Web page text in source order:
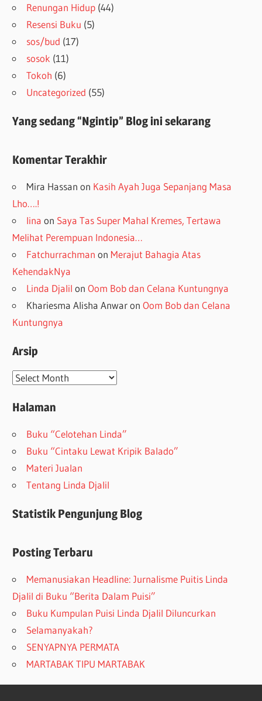
Renungan Hidup (44)
Resensi Buku (5)
sos/bud (17)
sosok (11)
Tokoh (6)
Uncategorized (55)
Yang sedang “Ngintip” Blog ini sekarang
Komentar Terakhir
Mira Hassan on Kasih Ayah Juga Sepanjang Masa
Lho….!
lina on Saya Tas Super Mahal Kremes, Tertawa
Melihat Perempuan Indonesia…
Fatchurrachman on Merajut Bahagia Atas
KehendakNya
Linda Djalil onOom Bob dan Celana Kuntungnya
Khariesma Alisha AnwaronOom Bob dan Celana
Kuntungnya
Arsip
Arsip
Halaman
Buku “Celotehan Linda”
Buku “Cintaku Lewat Kripik Balado”
Materi Jualan
Tentang Linda Djalil
Statistik Pengunjung Blog
Posting Terbaru
Memanusiakan Headline: Jurnalisme Puitis Linda
Djalil di Buku “Berita Dalam Puisi”
Buku Kumpulan Puisi Linda Djalil Diluncurkan
Selamanyakah?
SENYAPNYA PERMATA
MARTABAK TIPU MARTABAK